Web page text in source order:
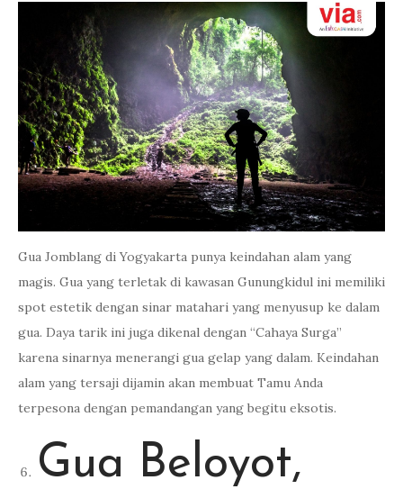
Gua Jomblang di Yogyakarta punya keindahan alam yang
magis. Gua yang terletak di kawasan Gunungkidul ini memiliki
spot estetik dengan sinar matahari yang menyusup ke dalam
gua. Daya tarik ini juga dikenal dengan “Cahaya Surga”
karena sinarnya menerangi gua gelap yang dalam. Keindahan
alam yang tersaji dijamin akan membuat Tamu Anda
terpesona dengan pemandangan yang begitu eksotis.
Gua Beloyot,